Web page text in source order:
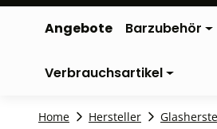
Angebote Barzubehör
Verbrauchsartikel
Home Hersteller